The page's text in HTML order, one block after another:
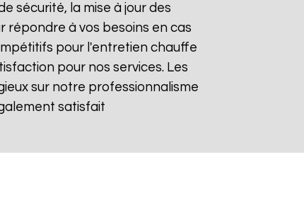
sécurité, la mise à jour des
répondre à vos besoins en cas
pour l'entretien chauffe
pour nos services. Les
sur notre professionnalisme
satisfait